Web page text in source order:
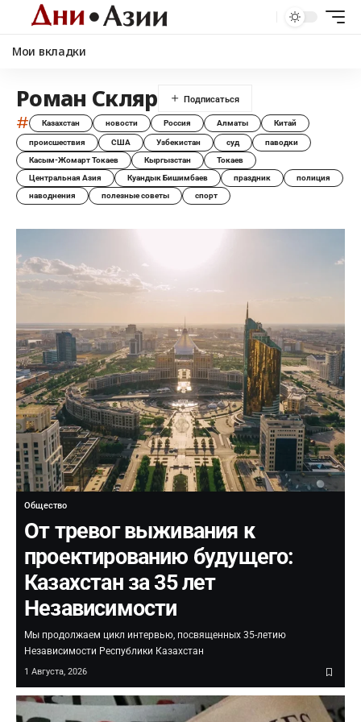
Мои вкладки
Роман Скляр
# Казахстан новости Россия Алматы Китай
происшествия США Узбекистан суд
паводки
Касым-Жомарт Токаев
Кыргызстан
Токаев
Центральная Азия
Куандык Бишимбаев праздник
полиция
наводнения
полезные советы спорт
Общество
От тревог выживания к
проектированию будущего:
Казахстан за 35 лет
Независимости
Мы продолжаем цикл интервью, посвященных 35-летию
Независимости Республики Казахстан
1 Августа, 2026